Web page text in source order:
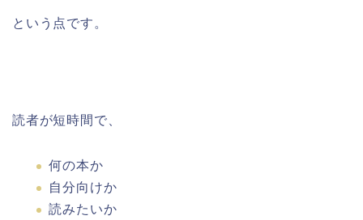
という点です。
読者が短時間で、
何の本か
自分向けか
読みたいか